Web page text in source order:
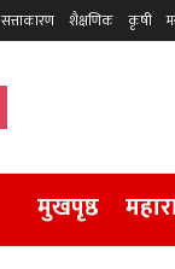
सत्ताकारण शैक्षणिक कृषी
मुखपृष्ठ